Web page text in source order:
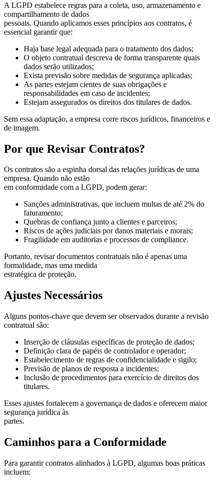
A LGPD estabelece regras para a coleta, uso, armazenamento e
compartilhamento de dados
pessoais. Quando aplicamos esses princípios aos contratos, é
essencial garantir que:
Haja base legal adequada para o tratamento dos dados;
O objeto contratual descreva de forma transparente quais
dados serão utilizados;
Exista previsão sobre medidas de segurança aplicadas;
As partes estejam cientes de suas obrigações e
responsabilidades em caso de incidentes;
Estejam assegurados os direitos dos titulares de dados.
Sem essa adaptação, a empresa corre riscos jurídicos, financeiros e
de imagem.
Por que Revisar Contratos?
Os contratos são a espinha dorsal das relações jurídicas de uma
empresa. Quando não estão
em conformidade com a LGPD, podem gerar:
Sanções administrativas, que incluem multas de até 2% do
faturamento;
Quebras de confiança junto a clientes e parceiros;
Riscos de ações judiciais por danos materiais e morais;
Fragilidade em auditorias e processos de compliance.
Portanto, revisar documentos contratuais não é apenas uma
formalidade, mas uma medida
estratégica de proteção.
Ajustes Necessários
Alguns pontos-chave que devem ser observados durante a revisão
contratual são:
Inserção de cláusulas específicas de proteção de dados;
Definição clara de papéis de controlador e operador;
Estabelecimento de regras de confidencialidade e sigilo;
Previsão de planos de resposta a incidentes;
Inclusão de procedimentos para exercício de direitos dos
titulares.
Esses ajustes fortalecem a governança de dados e oferecem maior
segurança jurídica às
partes.
Caminhos para a Conformidade
Para garantir contratos alinhados à LGPD, algumas boas práticas
incluem: